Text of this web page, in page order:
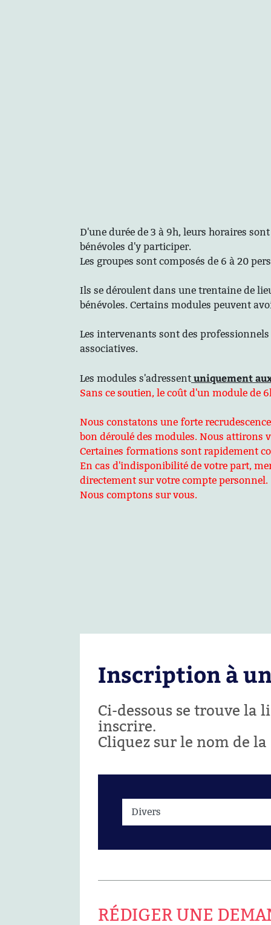
D'une durée de 3 à 9h, leurs horaires
bénévoles d'y participer.
Les groupes sont composés de 6 à 20
Ils se déroulent dans une trentaine de
bénévoles. Certains modules peuvent
Les intervenants sont des
associatives.
Les modules s'adressent uniquement
Sans ce soutien, le coût d'un module de
Nous constatons une forte
bon déroulé des modules. Nous attirons
Certaines formations sont rapidement
En cas d'indisponibilité de votre part,
directement sur votre compte personnel.
Nous comptons sur vous.
Inscription à
Ci-dessous se trouve la
inscrire.
Cliquez sur le nom de
RÉDIGER UNE